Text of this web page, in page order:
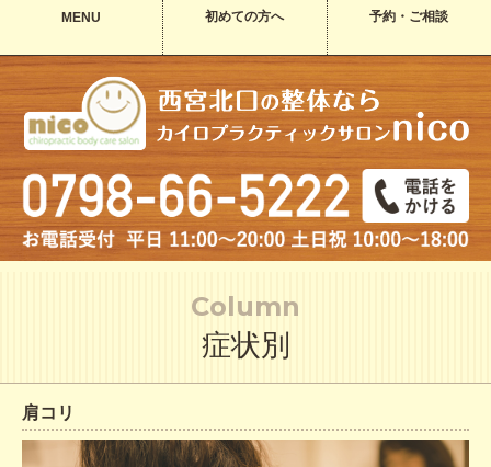
MENU 初めての方へ 予約・ご相談
Column
症状別
肩コリ